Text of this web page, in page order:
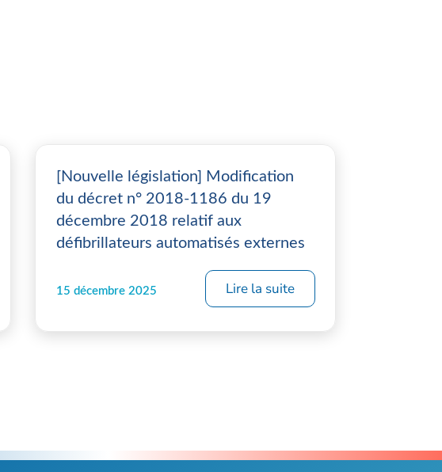
[Nouvelle législation] Modification
du décret n° 2018-1186 du 19
décembre 2018 relatif aux
défibrillateurs automatisés externes
15 décembre 2025 Lire la suite